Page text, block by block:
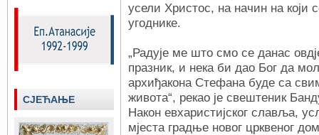
усели Христос, на начин на који
угоднике.
„Радује ме што смо се данас
празник, и нека би дао Бог да
архиђакона Стефана буде са
живота“, рекао је свештеник
Након евхаристијског славља,
мјеста градње новог црквеног
СЈЕЋАЊЕ